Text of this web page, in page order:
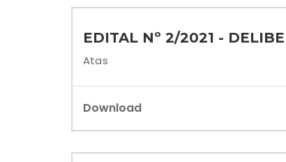
EDITAL Nº 2/2021 -
Atas
Download